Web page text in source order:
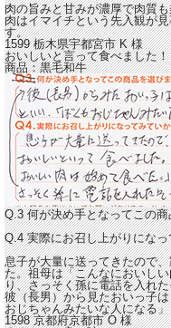
肉の旨みと甘みが濃厚で肉質
肉はイマイチという先入観が
す。
1599 栃木県宇都宮市K様
おいしいと言って食べました！
商品：黒毛和牛
Q.3 何が決め手となってこの
Q.4 実際にお召し上がりにな
息子が大量に送ってきたので
た。祖母は「こんなにおいし
り、さっそく孫に電話を入れ
彼（長男）から見たおいっ子
おじちゃんみたいな人になる
1598 京都府京都市O様